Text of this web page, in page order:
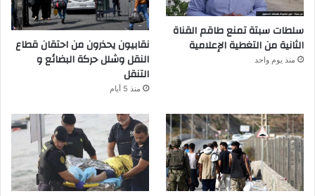
سلطات سبتة تمنع طاقم القناة
الثانية من التغطية الإعلامية
منذ يوم واحد
نقابيون يحذرون من احتقان قطاع
النقل وشلل حركة البضائع و
التنقل
منذ 5 أيام